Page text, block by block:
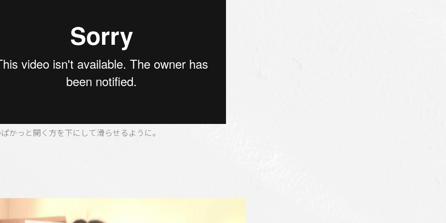
かっと開く方を下にして滑らせるように。